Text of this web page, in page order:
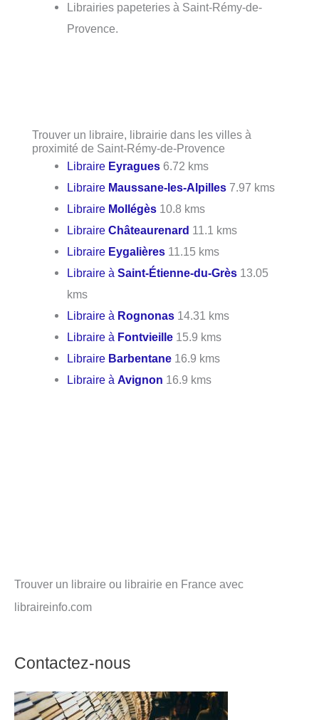
Librairies papeteries à Saint-Rémy-de-
Provence.
Trouver un libraire, librairie dans les villes à
proximité de Saint-Rémy-de-Provence
Libraire Eyragues 6.72 kms
Libraire Maussane-les-Alpilles 7.97 kms
Libraire Mollégès 10.8 kms
LibraireChâteaurenard 11.1 kms
Libraire Eygalières 11.15 kms
Libraire àSaint-Étienne-du-Grès 13.05
kms
Libraire à Rognonas 14.31 kms
Libraire à Fontvieille 15.9 kms
Libraire Barbentane 16.9 kms
Libraire àAvignon 16.9 kms
Trouver un libraire ou librairie en France avec
libraireinfo.com
Contactez-nous